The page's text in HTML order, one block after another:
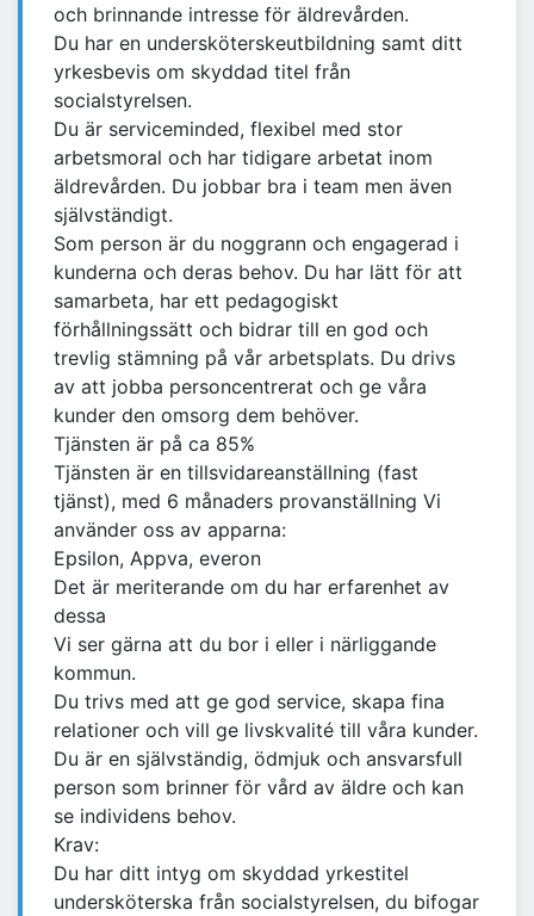
och brinnande intresse för äldrevården.
Du har en undersköterskeutbildning samt ditt
yrkesbevis om skyddad titel från
socialstyrelsen.
Du är serviceminded, flexibel med stor
arbetsmoral och har tidigare arbetat inom
äldrevården. Du jobbar bra i team men även
självständigt.
Som person är du noggrann och engagerad i
kunderna och deras behov. Du har lätt för att
samarbeta, har ett pedagogiskt
förhållningssätt och bidrar till en god och
trevlig stämning på vår arbetsplats. Du drivs
av att jobba personcentrerat och ge våra
kunder den omsorg dem behöver.
Tjänsten är på ca 85%
Tjänsten är en tillsvidareanställning (fast
tjänst), med 6 månaders provanställning Vi
använder oss av apparna:
Epsilon, Appva, everon
Det är meriterande om du har erfarenhet av
dessa
Vi ser gärna att du bor i eller i närliggande
kommun.
Du trivs med att ge god service, skapa fina
relationer och vill ge livskvalité till våra kunder.
Du är en självständig, ödmjuk och ansvarsfull
person som brinner för vård av äldre och kan
se individens behov.
Krav:
Du har ditt intyg om skyddad yrkestitel
undersköterska från socialstyrelsen, du bifogar